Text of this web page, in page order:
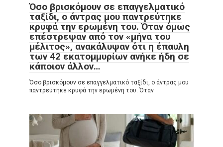
Όσο βρισκόμουν σε επαγγελματικό
ταξίδι, ο άντρας μου παντρεύτηκε
κρυφά την ερωμένη του. Όταν όμως
επέστρεψαν από τον «μήνα του
μέλιτος», ανακάλυψαν ότι η έπαυλη
των 42 εκατομμυρίων ανήκε ήδη σε
κάποιον άλλον…
Όσο βρισκόμουν σε επαγγελματικό ταξίδι, ο άντρας μου
παντρεύτηκε κρυφά την ερωμένη του. Όταν